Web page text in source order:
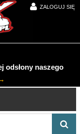
ZALOGUJ SIĘ
odsłony naszego